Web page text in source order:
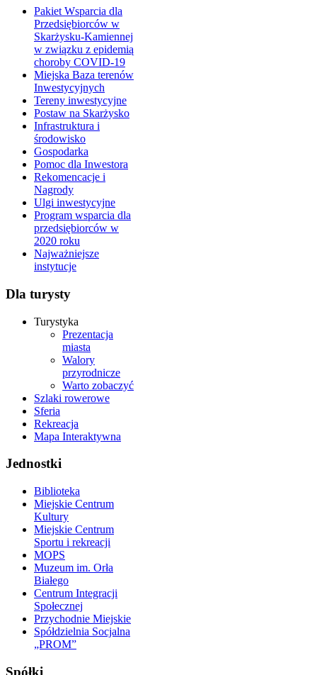
Pakiet Wsparcia dla
Przedsiębiorców w
Skarżysku-Kamiennej
w związku z epidemią
choroby COVID-19
Miejska Baza terenów
Inwestycyjnych
Tereny inwestycyjne
Postaw na Skarżysko
Infrastruktura i
środowisko
Gospodarka
Pomoc dla Inwestora
Rekomencacje i
Nagrody
Ulgi inwestycyjne
Program wsparcia dla
przedsiębiorców w
2020 roku
Najważniejsze
instytucje
Dla turysty
Turystyka
Prezentacja
miasta
Walory
przyrodnicze
Warto zobaczyć
Szlaki rowerowe
Sferia
Rekreacja
Mapa Interaktywna
Jednostki
Biblioteka
Miejskie Centrum
Kultury
Miejskie Centrum
Sportu i rekreacji
MOPS
Muzeum im. Orła
Białego
Centrum Integracji
Społecznej
Przychodnie Miejskie
Spółdzielnia Socjalna
„PROM”
Spółki